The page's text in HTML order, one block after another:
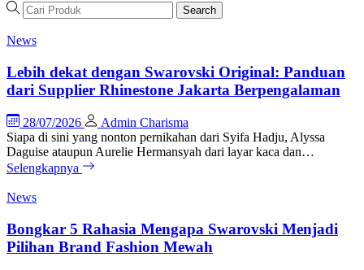
Search
News
Lebih dekat dengan Swarovski Original: Panduan
dari Supplier Rhinestone Jakarta Berpengalaman
28/07/2026
Admin Charisma
Siapa di sini yang nonton pernikahan dari Syifa Hadju, Alyssa
Daguise ataupun Aurelie Hermansyah dari layar kaca dan…
Selengkapnya
News
Bongkar 5 Rahasia Mengapa Swarovski Menjadi
Pilihan Brand Fashion Mewah